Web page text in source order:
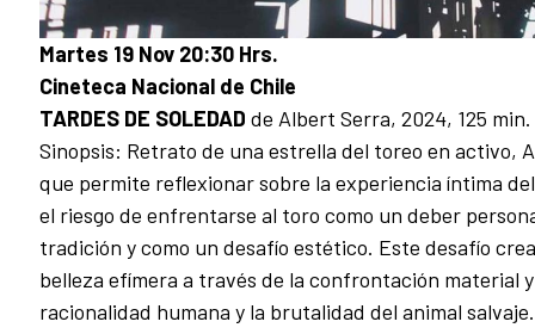
Martes 19 Nov 20:30 Hrs.
Cineteca Nacional de Chile
TARDES DE SOLEDAD de Albert Serra, 2024, 125 min.
Sinopsis: Retrato de una estrella del toreo en activo,
que permite reflexionar sobre la experiencia íntima
el riesgo de enfrentarse al toro como un deber
tradición y como un desafío estético. Este desafío
belleza efímera a través de la confrontación material
racionalidad humana y la brutalidad del animal salvaje.